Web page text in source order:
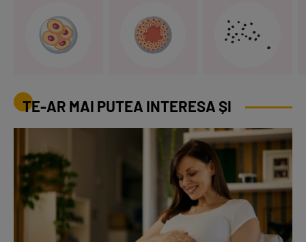
TE-AR MAI PUTEA INTERESA ȘI